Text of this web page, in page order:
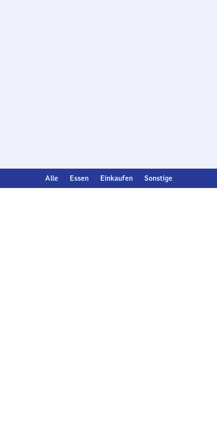
Alle Essen Einkaufen Sonstige